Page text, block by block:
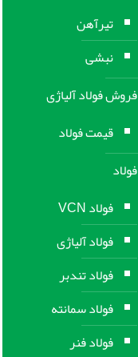
تیرآهن
نبشی
فروش فولاد آلیاژی
قیمت فولاد
فولاد
فولاد VCN
فولاد آلیاژی
فولاد تندبر
فولاد سمانته
فولاد فنر